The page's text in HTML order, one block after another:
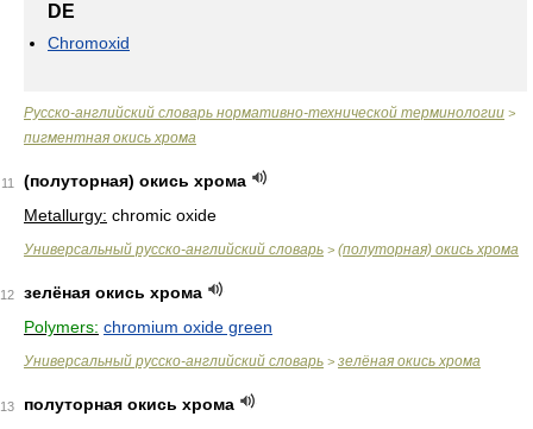
DE
Chromoxid
Русско-английский словарь нормативно-технической терминологии >
пигментная окись хрома
11
(полуторная) окись хрома
Metallurgy: chromic oxide
Универсальный русско-английский словарь > (полуторная) окись хрома
12
зелёная окись хрома
Polymers: chromium oxide green
Универсальный русско-английский словарь > зелёная окись хрома
13
полуторная окись хрома